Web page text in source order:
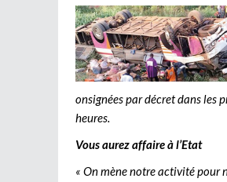
onsignées par décret dans les
heures.
Vous aurez affaire à l’Etat
« On mène notre activité pour